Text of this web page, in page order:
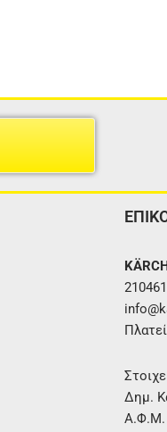
Δημ.
Α.Φ.Μ.